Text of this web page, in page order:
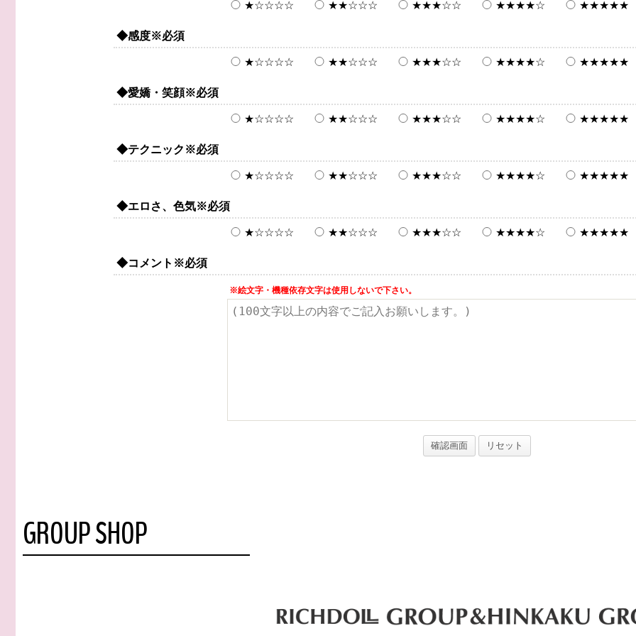
★☆☆☆☆ ★★☆☆☆ ★★★☆☆ ★★★★☆ ★★★★★
◆感度※必須
★☆☆☆☆ ★★☆☆☆ ★★★☆☆ ★★★★☆ ★★★★★
◆愛嬌・笑顔※必須
★☆☆☆☆ ★★☆☆☆ ★★★☆☆ ★★★★☆ ★★★★★
◆テクニック ※必須
★☆☆☆☆ ★★☆☆☆ ★★★☆☆ ★★★★☆ ★★★★★
◆エロさ、色気※必須
★☆☆☆☆ ★★☆☆☆ ★★★☆☆ ★★★★☆ ★★★★★
◆コメント ※必須
※絵文字・機種依存文字は使用しないで下さい。
GROUP SHOP